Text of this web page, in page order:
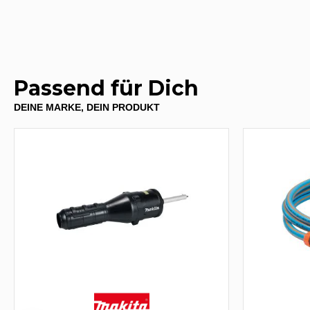
Passend für Dich
DEINE MARKE, DEIN PRODUKT